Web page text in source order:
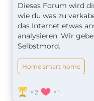
Dieses Forum wird
wie du was zu
das Internet etwas
analysieren. Wir
Selbstmord.
Home smart home
2 1